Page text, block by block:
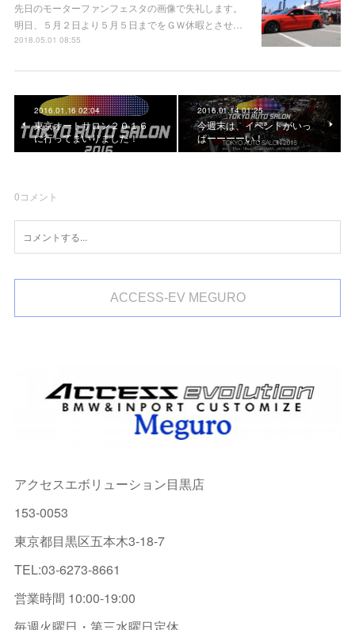
先日のモーターファンフェスタの画像で失礼します。
明日、５月２日より５月５日までをＧＷ休暇とさせ…
2018.05.01 08:55
2016.01.16 02:04
東京オートサロン２０１６
に行ってまいりました！
2016.01.14 01:25
今週末は、イベントがいっ
ぱーーーーい！
0コメント
ACCESS-EV MEGURO
アクセスエボリューション目黒店
153-0053
東京都目黒区五本木3-18-7
TEL:03-6273-8661
営業時間 10:00-19:00